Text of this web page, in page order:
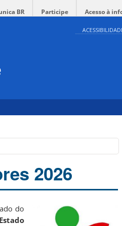
BR Participe Acesso à
2026
do